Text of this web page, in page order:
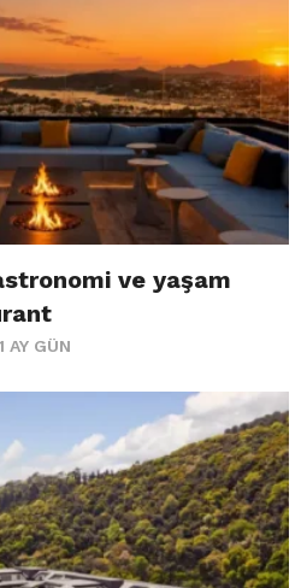
ve yaşam
AY GÜN